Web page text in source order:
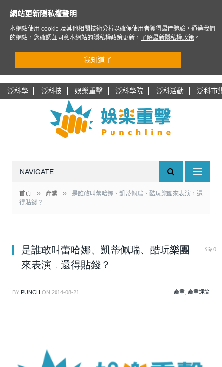
泛科學 泛科技 娛樂重擊 泛科學院 泛科活動 泛科市
NAVIGATE
首頁 » 產業 »
是誰敢叫蕾哈娜、凱蒂佩瑞、酷玩樂團來表演，還
得貼錢？
是誰敢叫蕾哈娜、凱蒂佩瑞、酷玩樂團
來表演，還得貼錢？
0
BY PUNCH ON 2014-08-21 產業 產業評論
網站更新隱私權聲明
本網站使用 cookie 及其他相關技術分析以確保使用者獲得最佳體驗，通過我們
的網站，您確認並同意本網站的隱私權政策更新，
了解最新隱私權政策 。
我知道了